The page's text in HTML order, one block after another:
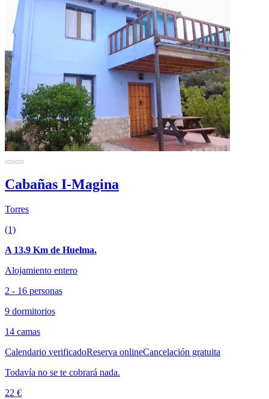
Cabañas I-Magina
Torres
(1)
A 13.9 Km de Huelma.
Alojamiento entero
2 - 16 personas
9 dormitorios
14 camas
Calendario verificadoReserva onlineCancelación gratuita
Todavía no se te cobrará nada.
22 €